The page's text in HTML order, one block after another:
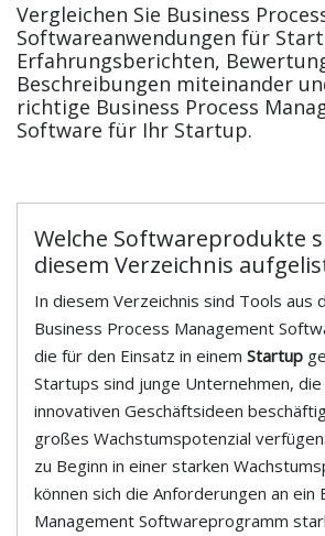
Vergleichen Sie Business
Softwareanwendungen für
Erfahrungsberichten,
Beschreibungen miteinander
richtige Business Process
Software für Ihr Startup.
Welche Softwareprodukte
diesem Verzeichnis
In diesem Verzeichnis sind Tools aus
Business Process Management
die für den Einsatz in einem Startup
Startups sind junge Unternehmen,
innovativen Geschäftsideen
großes Wachstumspotenzial
zu Beginn in einer starken
können sich die Anforderungen an ein
Management Softwareprogramm